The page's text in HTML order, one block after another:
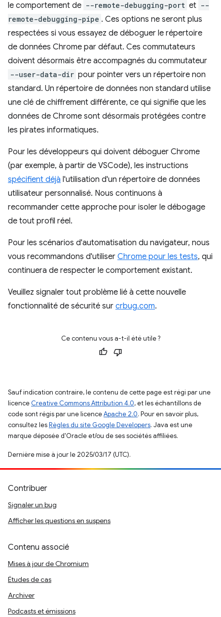
le comportement de --remote-debugging-port et --
remote-debugging-pipe . Ces options ne seront plus
respectées si vous essayez de déboguer le répertoire
de données Chrome par défaut. Ces commutateurs
doivent désormais être accompagnés du commutateur
--user-data-dir pour pointer vers un répertoire non
standard. Un répertoire de données non standard utilise
une clé de chiffrement différente, ce qui signifie que les
données de Chrome sont désormais protégées contre
les pirates informatiques.
Pour les développeurs qui doivent déboguer Chrome
(par exemple, à partir de VSCode), les instructions
spécifient déjà l'utilisation d'un répertoire de données
utilisateur personnalisé. Nous continuons à
recommander cette approche pour isoler le débogage
de tout profil réel.
Pour les scénarios d'automatisation du navigateur, nous
vous recommandons d'utiliser Chrome pour les tests, qui
continuera de respecter le comportement existant.
Veuillez signaler tout problème lié à cette nouvelle
fonctionnalité de sécurité sur crbug.com.
Ce contenu vous a-t-il été utile ?
Sauf indication contraire, le contenu de cette page est régi par une
licence Creative Commons Attribution 4.0, et les échantillons de
code sont régis par une licenceApache 2.0. Pour en savoir plus,
consultez lesRègles du site Google Developers. Java est une
marque déposée d'Oracle et/ou de ses sociétés affiliées.
Dernière mise à jour le 2025/03/17 (UTC).
Contribuer
Signaler un bug
Afficher les questions en suspens
Contenu associé
Mises à jour de Chromium
Études de cas
Archiver
Podcasts et émissions